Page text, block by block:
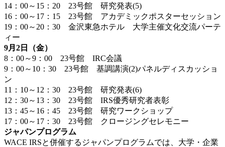
14：00～15：20 23号館 研究発表(5)
16：00～17：15 23号館 アカデミックポスターセッション
19：00～20：30 金沢東急ホテル 大学主催文化交流パーテ
ィー
9月2日（金）
8：00～9：00 23号館 IRC会議
9：00～10：30 23号館 基調講演(2)パネルディスカッショ
ン
11：10～12：30 23号館 研究発表(6)
12：30～13：30 23号館 IRS優秀研究者表彰
13：45～16：45 23号館 研究ワークショップ
17：00～17：30 23号館 クロージングセレモニー
ジャパンプログラム
WACE IRSと併催するジャパンプログラムでは、大学・企業